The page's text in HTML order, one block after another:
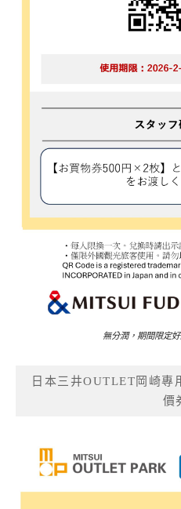
無分潤，期間限定
日本三井OUTLET岡崎專
價